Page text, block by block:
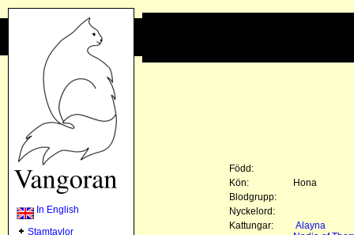
In English
Stamtavlor
Född:
Kön:
Hona
Blodgrupp:
Nyckelord:
Kattungar:
Alayna